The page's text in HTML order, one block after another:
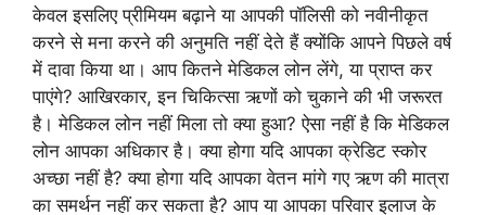
केवल इसलिए प्रीमियम बढ़ाने या आपकी पॉलिसी को नवीनीकृत
करने से मना करने की अनुमति नहीं देते हैं क्योंकि आपने पिछले वर्ष
में दावा किया था। आप कितने मेडिकल लोन लेंगे, या प्राप्त कर
पाएंगे? आखिरकार, इन चिकित्सा ऋणों को चुकाने की भी जरूरत
है। मेडिकल लोन नहीं मिला तो क्या हुआ? ऐसा नहीं है कि मेडिकल
लोन आपका अधिकार है। क्या होगा यदि आपका क्रेडिट स्कोर
अच्छा नहीं है? क्या होगा यदि आपका वेतन मांगे गए ऋण की मात्रा
का समर्थन नहीं कर सकता है? आप या आपका परिवार इलाज के